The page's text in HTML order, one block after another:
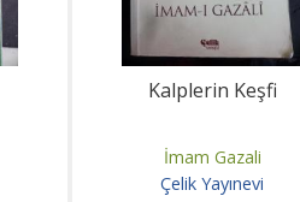
Kalplerin Keşfi
İmam Gazali
Çelik Yayınevi